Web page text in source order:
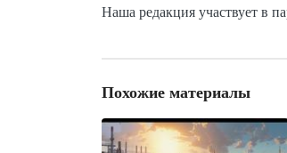
Наша редакция участвует в
Похожие материалы